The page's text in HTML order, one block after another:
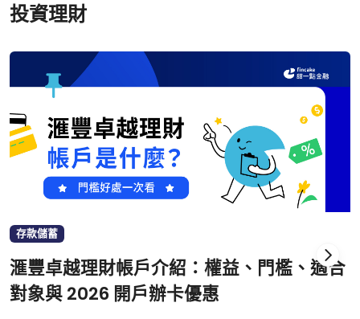
投資理財
存款儲蓄
滙豐卓越理財帳戶介紹：權益、門檻、適合
對象與 2026 開戶辦卡優惠